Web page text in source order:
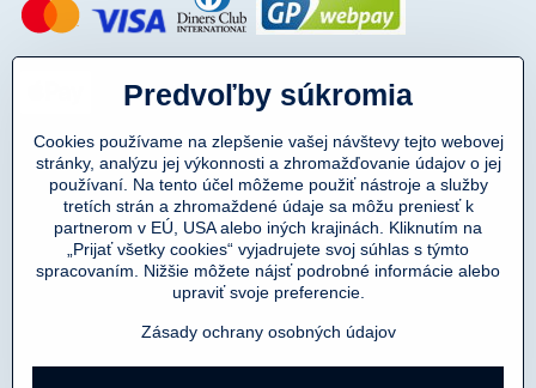
Copyright © 2011-2025
DENIMAR TAILORING s.r.o.
prevádzkovateľ eshopu SmartMen.sk
Predvoľby súkromia
Cookies používame na zlepšenie vašej návštevy tejto webovej
stránky, analýzu jej výkonnosti a zhromažďovanie údajov o jej
používaní. Na tento účel môžeme použiť nástroje a služby
tretích strán a zhromaždené údaje sa môžu preniesť k
partnerom v EÚ, USA alebo iných krajinách. Kliknutím na
„Prijať všetky cookies“ vyjadrujete svoj súhlas s týmto
spracovaním. Nižšie môžete nájsť podrobné informácie alebo
upraviť svoje preferencie.
Zásady ochrany osobných údajov